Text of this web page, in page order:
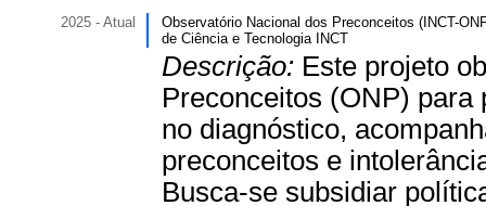
2025 - Atual
Observatório Nacional dos Preconceitos (INCT-
de Ciência e Tecnologia INCT
Descrição: Este projeto
Preconceitos (ONP)
no diagnóstico,
preconceitos e
Busca-se subsidiar